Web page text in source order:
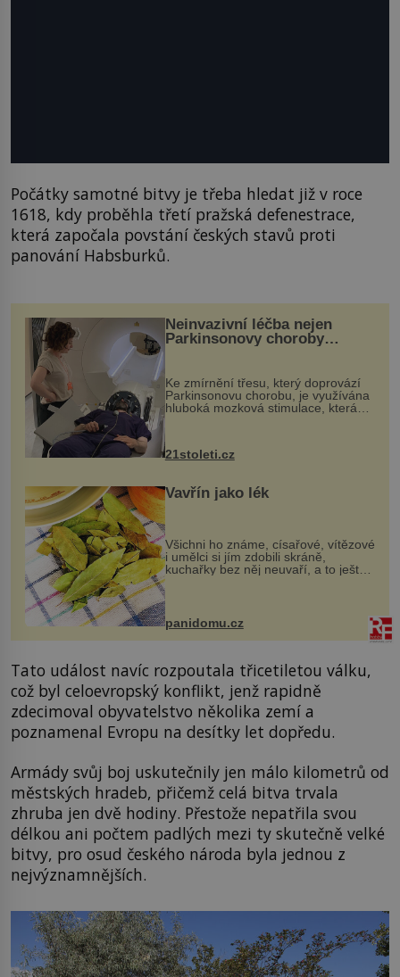
Počátky samotné bitvy je třeba hledat již v roce
1618, kdy proběhla třetí pražská defenestrace,
která započala povstání českých stavů proti
panování Habsburků.
Neinvazivní léčba nejen
Parkinsonovy choroby
Ke zmírnění třesu, který doprovází
Parkinsonovu chorobu, je využívána
hluboká mozková stimulace, která
však vyžaduje vysoce invazivní
k dostatečně přesnému zacílení ...
21stoleti.cz
Vavřín jako lék
Všichni ho známe, císařové, vítězové
i umělci si jím zdobili skráně,
kuchařky bez něj neuvaří, a to ještě
nevíte, že bobkový list může výrazně
zmírnit některé naše neduhy.
Obsahuje v malém množství ně...
panidomu.cz
Tato událost navíc rozpoutala třicetiletou válku,
což byl celoevropský konflikt, jenž rapidně
zdecimoval obyvatelstvo několika zemí a
poznamenal Evropu na desítky let dopředu.
Armády svůj boj uskutečnily jen málo kilometrů od
městských hradeb, přičemž celá bitva trvala
zhruba jen dvě hodiny. Přestože nepatřila svou
délkou ani počtem padlých mezi ty skutečně velké
bitvy, pro osud českého národa byla jednou z
nejvýznamnějších.